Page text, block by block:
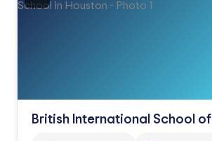
British International School of